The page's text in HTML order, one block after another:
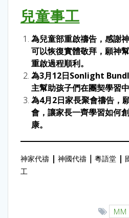
兒童事工
為兒童部重啟禱告，感謝
可以恢復實體敬拜，願神
重啟過程順利。
為3月12日Sonlight
主幫助孩子們在團契學習中
為4月2日家長聚會禱告，
會，讓家長一齊學習如何
康。
神家代禱 | 神國代禱 ｜ 粵語堂 |
工
MM